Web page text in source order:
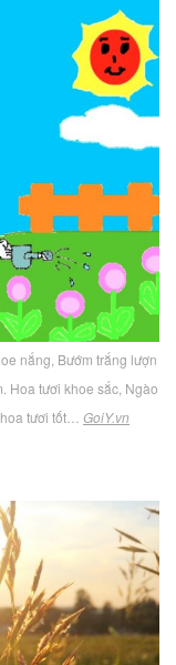
nắng, Bướm trắng lượn
Hoa tươi khoe sắc, Ngào
tươi tốt… GoiY.vn